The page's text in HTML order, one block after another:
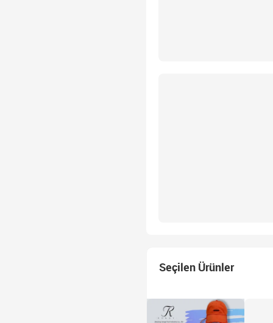
Seçilen Ürünler